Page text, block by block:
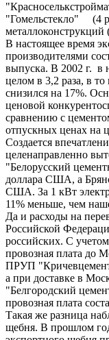
"Гомельстекло" (4
металлоконструкций
В настоящее время
производителями
выпуска. В 2002 г. в
целом в 3,2 раза, в
снизился на 17%.
ценовой
сравнению с
отпускных ценах на
Создается
целенаправленно
"Белорусский
доллара США, а
США. За 1 кВт
11% меньше, чем
Да и расходы на
Российской
российских. С
провозная плата до
ПРУП
а при доставке в
"Белгородский
провозная плата
Такая же разница
щебня. В прошлом